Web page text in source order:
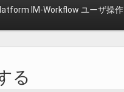
IM-Workflow ユーザ操
る